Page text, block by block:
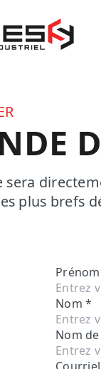
plus brefs
Nom*
Nom